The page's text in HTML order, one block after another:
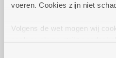
voeren. Cookies zijn niet
Volgens de wet mogen wij
Kombine